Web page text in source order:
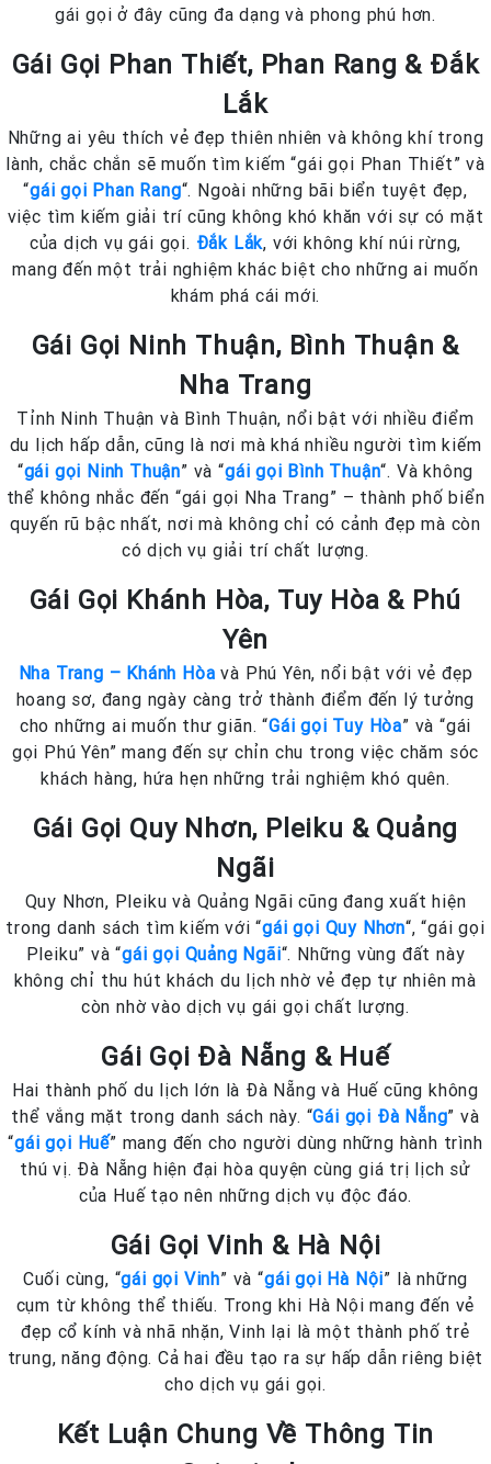
gái gọi ở đây cũng đa dạng và phong phú hơn.
Gái Gọi Phan Thiết, Phan Rang & Đắk
Lắk
Những ai yêu thích vẻ đẹp thiên nhiên và không khí trong
lành, chắc chắn sẽ muốn tìm kiếm “gái gọi Phan Thiết” và
“gái gọi Phan Rang“. Ngoài những bãi biển tuyệt đẹp,
việc tìm kiếm giải trí cũng không khó khăn với sự có mặt
của dịch vụ gái gọi. Đắk Lắk, với không khí núi rừng,
mang đến một trải nghiệm khác biệt cho những ai muốn
khám phá cái mới.
Gái Gọi Ninh Thuận, Bình Thuận &
Nha Trang
Tỉnh Ninh Thuận và Bình Thuận, nổi bật với nhiều điểm
du lịch hấp dẫn, cũng là nơi mà khá nhiều người tìm kiếm
“gái gọi Ninh Thuận” và “gái gọi Bình Thuận“. Và không
thể không nhắc đến “gái gọi Nha Trang” – thành phố biển
quyến rũ bậc nhất, nơi mà không chỉ có cảnh đẹp mà còn
có dịch vụ giải trí chất lượng.
Gái Gọi Khánh Hòa, Tuy Hòa & Phú
Yên
Nha Trang – Khánh Hòa và Phú Yên, nổi bật với vẻ đẹp
hoang sơ, đang ngày càng trở thành điểm đến lý tưởng
cho những ai muốn thư giãn. “Gái gọi Tuy Hòa” và “gái
gọi Phú Yên” mang đến sự chỉn chu trong việc chăm sóc
khách hàng, hứa hẹn những trải nghiệm khó quên.
Gái Gọi Quy Nhơn, Pleiku & Quảng
Ngãi
Quy Nhơn, Pleiku và Quảng Ngãi cũng đang xuất hiện
trong danh sách tìm kiếm với “gái gọi Quy Nhơn“, “gái gọi
Pleiku” và “gái gọi Quảng Ngãi“. Những vùng đất này
không chỉ thu hút khách du lịch nhờ vẻ đẹp tự nhiên mà
còn nhờ vào dịch vụ gái gọi chất lượng.
Gái Gọi Đà Nẵng & Huế
Hai thành phố du lịch lớn là Đà Nẵng và Huế cũng không
thể vắng mặt trong danh sách này. “Gái gọi Đà Nẵng” và
“gái gọi Huế” mang đến cho người dùng những hành trình
thú vị. Đà Nẵng hiện đại hòa quyện cùng giá trị lịch sử
của Huế tạo nên những dịch vụ độc đáo.
Gái Gọi Vinh & Hà Nội
Cuối cùng, “gái gọi Vinh” và “gái gọi Hà Nội” là những
cụm từ không thể thiếu. Trong khi Hà Nội mang đến vẻ
đẹp cổ kính và nhã nhặn, Vinh lại là một thành phố trẻ
trung, năng động. Cả hai đều tạo ra sự hấp dẫn riêng biệt
cho dịch vụ gái gọi.
Kết Luận Chung Về Thông Tin